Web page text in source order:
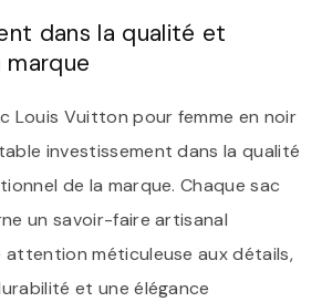
dans la qualité et
marque
Louis Vuitton pour femme en noir
investissement dans la qualité
de la marque. Chaque sac
un savoir-faire artisanal
attention méticuleuse aux détails,
et une élégance